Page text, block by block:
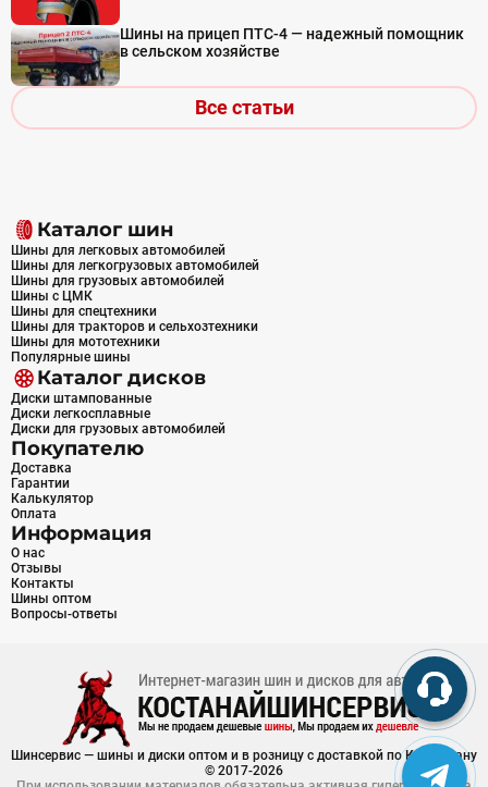
Шины на прицеп ПТС-4 — надежный помощник
в сельском хозяйстве
Все статьи
Каталог шин
Шины для легковых автомобилей
Шины для легкогрузовых автомобилей
Шины для грузовых автомобилей
Шины с ЦМК
Шины для спецтехники
Шины для тракторов и сельхозтехники
Шины для мототехники
Популярные шины
Каталог дисков
Диски штампованные
Диски легкосплавные
Диски для грузовых автомобилей
Покупателю
Доставка
Гарантии
Калькулятор
Оплата
Информация
О нас
Отзывы
Контакты
Шины оптом
Вопросы-ответы
Шинсервис — шины и диски оптом и в розницу с доставкой по Казахстану
© 2017-2026